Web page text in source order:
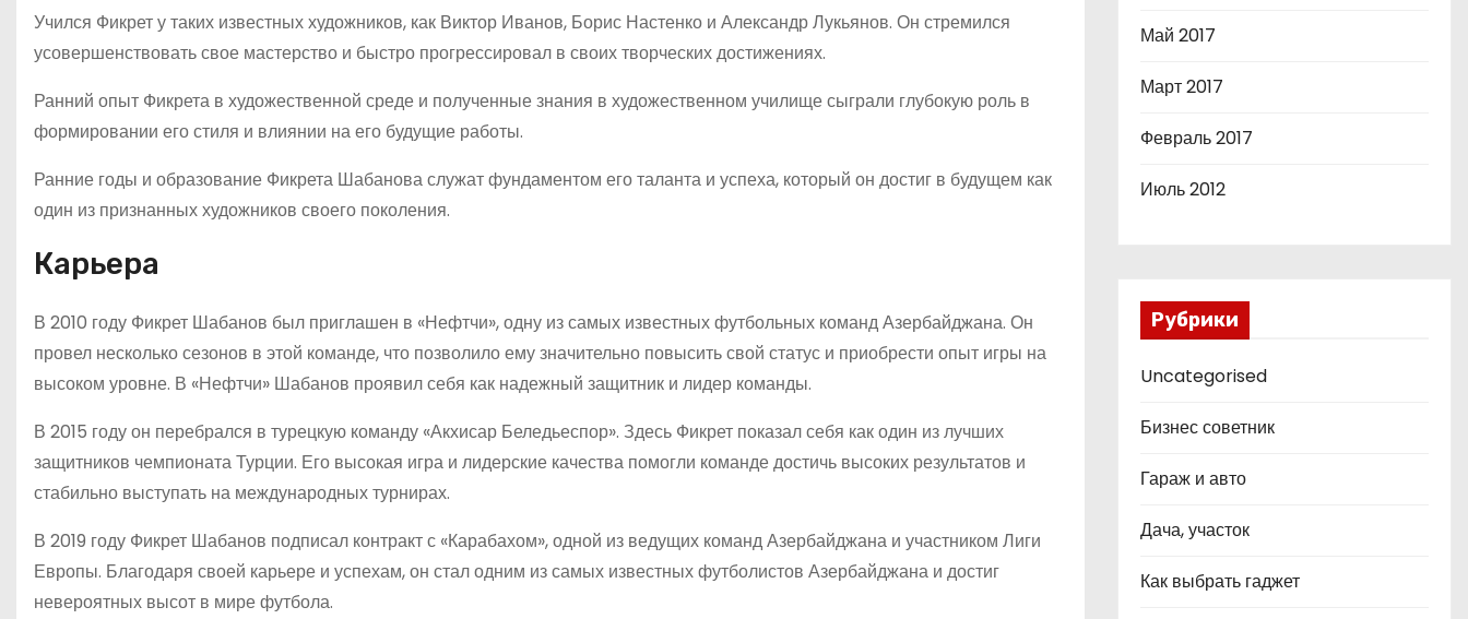
Учился Фикрет у таких известных художников, как Виктор Иванов, Борис Настенко и Александр Лукьянов. Он стремился
усовершенствовать свое мастерство и быстро прогрессировал в своих творческих достижениях.
Ранний опыт Фикрета в художественной среде и полученные знания в художественном училище сыграли глубокую роль в
формировании его стиля и влиянии на его будущие работы.
Ранние годы и образование Фикрета Шабанова служат фундаментом его таланта и успеха, который он достиг в будущем как
один из признанных художников своего поколения.
Карьера
В 2010 году Фикрет Шабанов был приглашен в «Нефтчи», одну из самых известных футбольных команд Азербайджана. Он
провел несколько сезонов в этой команде, что позволило ему значительно повысить свой статус и приобрести опыт игры на
высоком уровне. В «Нефтчи» Шабанов проявил себя как надежный защитник и лидер команды.
В 2015 году он перебрался в турецкую команду «Акхисар Беледьеспор». Здесь Фикрет показал себя как один из лучших
защитников чемпионата Турции. Его высокая игра и лидерские качества помогли команде достичь высоких результатов и
стабильно выступать на международных турнирах.
В 2019 году Фикрет Шабанов подписал контракт с «Карабахом», одной из ведущих команд Азербайджана и участником Лиги
Европы. Благодаря своей карьере и успехам, он стал одним из самых известных футболистов Азербайджана и достиг
невероятных высот в мире футбола.
Май 2017
Март 2017
Февраль 2017
Июль 2012
Рубрики
Uncategorised
Бизнес советник
Гараж и авто
Дача, участок
Как выбрать гаджет